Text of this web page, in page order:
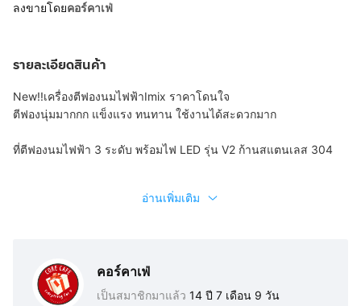
ลงขายโดยคอร์คาเฟ่
รายละเอียดสินค้า
New!!เครื่องตีฟองนมไฟฟ้าImix ราคาโดนใจ
ตีฟองนุ่มมากกก แข็งแรง ทนทาน ใช้งานได้สะดวกมาก
ที่ตีฟองนมไฟฟ้า 3 ระดับ พร้อมไฟ LED รุ่น V2 ก้านสแตนเลส 304
อ่านเพิ่มเติม
คอร์คาเฟ่
เป็นสมาชิกมาแล้ว 14 ปี 7 เดือน 9 วัน